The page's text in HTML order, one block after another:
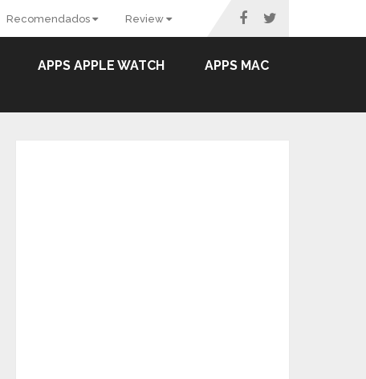
Recomendados Review
APPS APPLE WATCH APPS MAC